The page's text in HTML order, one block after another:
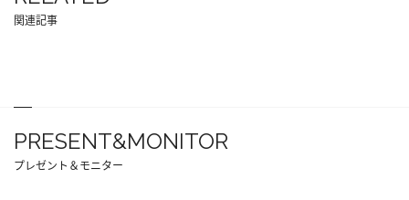
関連記事
PRESENT&MONITOR
プレゼント＆モニター